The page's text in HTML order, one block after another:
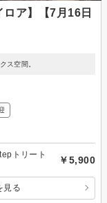
ア】【7月16日
ス空間。
トリート
￥5,900
見る